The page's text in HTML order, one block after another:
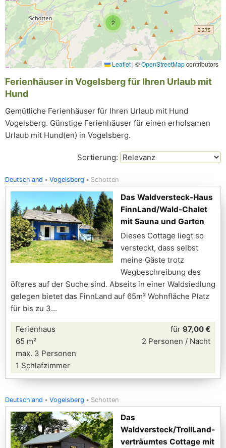
2
Leaflet | ©OpenStreetMapcontributors
Ferienhäuser in Vogelsberg für Ihren Urlaub mit
Hund
Gemütliche Ferienhäuser für Ihren Urlaub mit Hund
Vogelsberg. Günstige Ferienhäuser für einen erholsamen
Urlaub mit Hund(en) in Vogelsberg.
Sortierung:
Deutschland Vogelsberg Schotten
Das Waldversteck-Haus
FinnLand/Wald-Chalet
mit Sauna und Garten
Dieses Cottage liegt so
versteckt, dass selbst
meine Gäste trotz
Wegbeschreibung des
öfteres auf der Suche sind. Abseits in einer Waldsiedlung
gelegen bietet das FinnLand auf 65m² Wohnfläche Platz
für bis zu 3
Ferienhaus
65 m²
max. 3 Personen
1 Schlafzimmer
für 97,00 €
2 Personen / Nacht
Deutschland Vogelsberg Schotten
Das
Waldversteck/TrollLand-
verträumtes Cottage mit